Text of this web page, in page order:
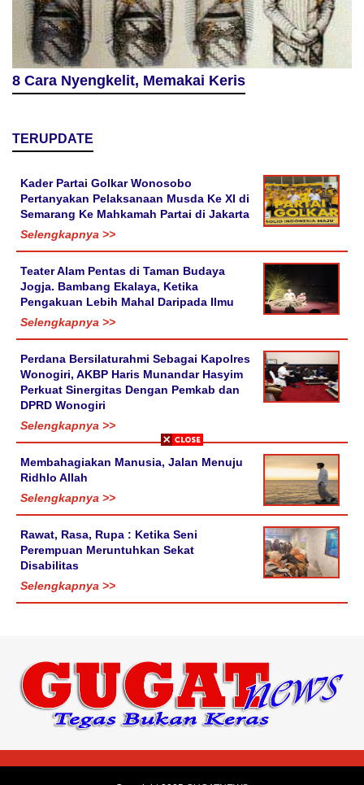
8 Cara Nyengkelit, Memakai Keris
TERUPDATE
Kader Partai Golkar Wonosobo
Pertanyakan Pelaksanaan Musda Ke XI di
Semarang Ke Mahkamah Partai di Jakarta
Selengkapnya >>
Teater Alam Pentas di Taman Budaya
Jogja. Bambang Ekalaya, Ketika
Pengakuan Lebih Mahal Daripada Ilmu
Selengkapnya >>
Perdana Bersilaturahmi Sebagai Kapolres
Wonogiri, AKBP Haris Munandar Hasyim
Perkuat Sinergitas Dengan Pemkab dan
DPRD Wonogiri
Selengkapnya >>
Membahagiakan Manusia, Jalan Menuju
Ridhlo Allah
Selengkapnya >>
Rawat, Rasa, Rupa : Ketika Seni
Perempuan Meruntuhkan Sekat
Disabilitas
Selengkapnya >>